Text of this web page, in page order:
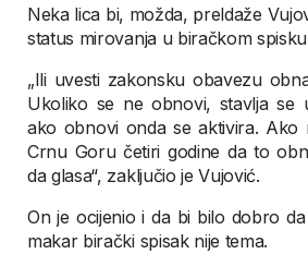
Neka lica bi, možda, preldaže
status mirovanja u biračkom
„Ili uvesti zakonsku obavezu
Ukoliko se ne obnovi, stavlja se
ako obnovi onda se aktivira. Ako
Crnu Goru četiri godine da to
da glasa“, zaključio je Vujović.
On je ocijenio i da bi bilo dobro
makar birački spisak nije tema.